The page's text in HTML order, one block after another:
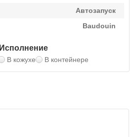
Автозапуск
Baudouin
Исполнение
В кожухе В контейнере